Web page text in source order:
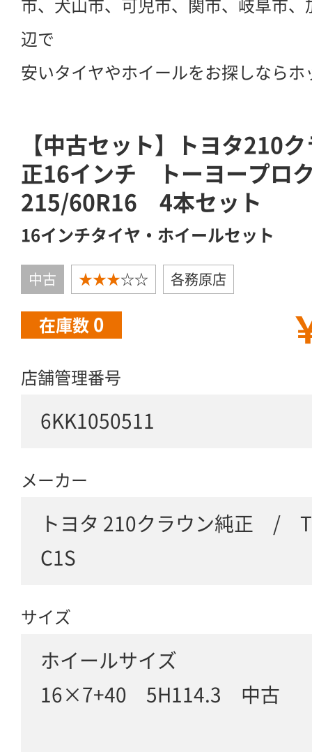
市、犬山市、可児市、関市、岐阜市
辺で
安いタイヤやホイールをお探しなら
【中古セット】トヨタ210
正16インチ トーヨープロ
215/60R16 4本セット
16インチタイヤ・ホイールセット
中古 ★★★☆☆ 各務原店
在庫数 0
店舗管理番号
6KK1050511
メーカー
トヨタ 210クラウン純正 /
C1S
サイズ
ホイールサイズ
16×7+40 5H114.3 中古